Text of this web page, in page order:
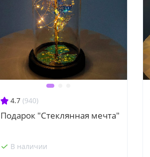
4.7 (940)
Подарок "Стеклянная мечта"
В наличии